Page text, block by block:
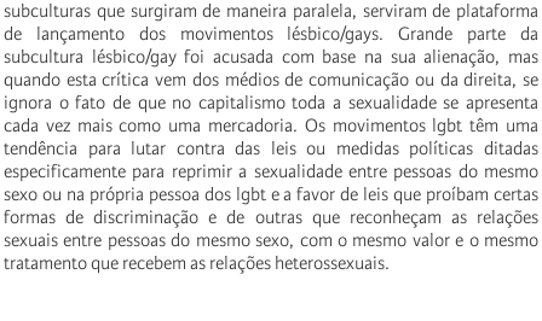
subculturas que surgiram de maneira paralela, serviram de plataforma
de lançamento dos movimentos lésbico/gays. Grande parte da
subcultura lésbico/gay foi acusada com base na sua alienação, mas
quando esta crítica vem dos médios de comunicação ou da direita, se
ignora o fato de que no capitalismo toda a sexualidade se apresenta
cada vez mais como uma mercadoria. Os movimentos lgbt têm uma
tendência para lutar contra das leis ou medidas políticas ditadas
especificamente para reprimir a sexualidade entre pessoas do mesmo
sexo ou na própria pessoa dos lgbt e a favor de leis que proíbam certas
formas de discriminação e de outras que reconheçam as relações
sexuais entre pessoas do mesmo sexo, com o mesmo valor e o mesmo
tratamento que recebem as relações heterossexuais.